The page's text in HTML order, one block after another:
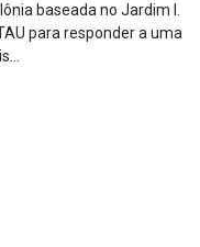
baseada no Jardim I.
para responder a uma